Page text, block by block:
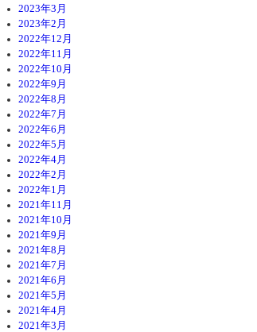
2023年3月
2023年2月
2022年12月
2022年11月
2022年10月
2022年9月
2022年8月
2022年7月
2022年6月
2022年5月
2022年4月
2022年2月
2022年1月
2021年11月
2021年10月
2021年9月
2021年8月
2021年7月
2021年6月
2021年5月
2021年4月
2021年3月